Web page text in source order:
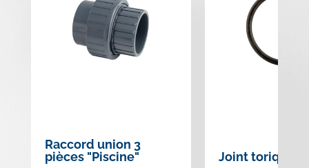
Raccord union 3
pièces "Piscine"
Joint torique